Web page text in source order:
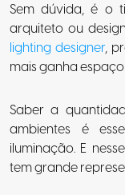
Sem dúvida, é o
arquiteto ou
lighting designer,
mais ganha
Saber a
ambientes é
iluminação. E
tem grande